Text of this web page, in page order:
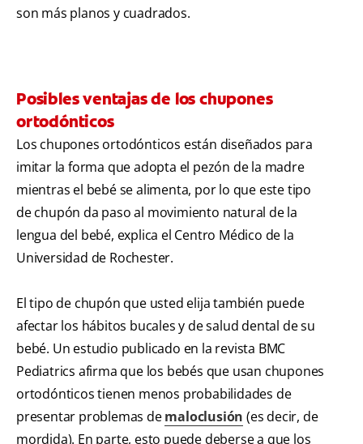
son más planos y cuadrados.
Posibles ventajas de los chupones
ortodónticos
Los chupones ortodónticos están diseñados para
imitar la forma que adopta el pezón de la madre
mientras el bebé se alimenta, por lo que este tipo
de chupón da paso al movimiento natural de la
lengua del bebé, explica el Centro Médico de la
Universidad de Rochester.
El tipo de chupón que usted elija también puede
afectar los hábitos bucales y de salud dental de su
bebé. Un estudio publicado en la revista BMC
Pediatrics afirma que los bebés que usan chupones
ortodónticos tienen menos probabilidades de
presentar problemas demaloclusión (es decir, de
mordida). En parte, esto puede deberse a que los